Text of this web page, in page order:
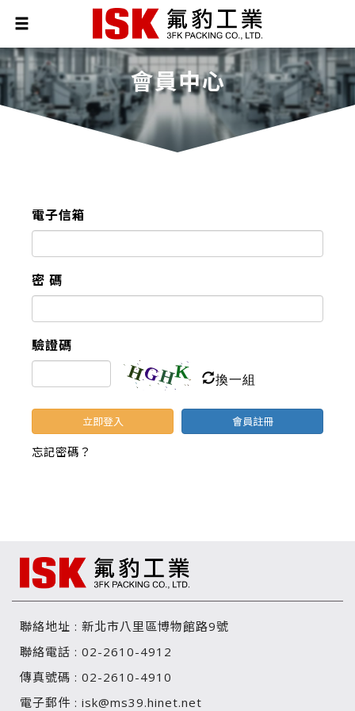
會員中心
電子信箱
密 碼
驗證碼
換一組
立即登入 會員註冊
忘記密碼？
聯絡地址 : 新北市八里區博物館路9號
聯絡電話 : 02-2610-4912
傳真號碼 : 02-2610-4910
電子郵件 : isk@ms39.hinet.net